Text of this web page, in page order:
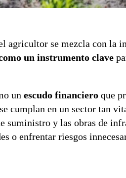
agricultor se mezcla con la
un instrumento clave
un escudo financiero que
cumplan en un sector tan
suministro y las obras de
o enfrentar riesgos